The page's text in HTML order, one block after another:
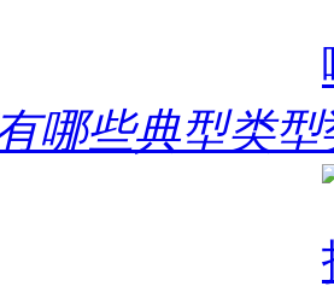
哪些典型类型